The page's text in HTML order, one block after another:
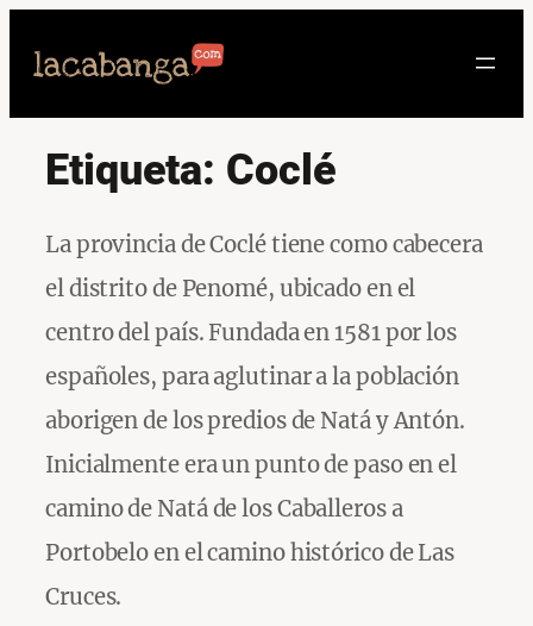
Etiqueta: Coclé
La provincia de Coclé tiene como cabecera
el distrito de Penomé, ubicado en el
centro del país. Fundada en 1581 por los
españoles, para aglutinar a la población
aborigen de los predios de Natá y Antón.
Inicialmente era un punto de paso en el
camino de Natá de los Caballeros a
Portobelo en el camino histórico de Las
Cruces.